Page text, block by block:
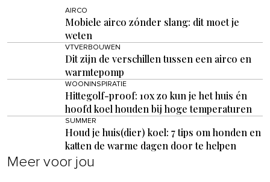
AIRCO
Mobiele airco zónder slang: dit moet je
weten
VTVERBOUWEN
Dit zijn de verschillen tussen een airco en
warmtepomp
WOONINSPIRATIE
Hittegolf-proof: 10x zo kun je het huis én
hoofd koel houden bij hoge temperaturen
SUMMER
Houd je huis(dier) koel: 7 tips om honden en
katten de warme dagen door te helpen
Meer voor jou